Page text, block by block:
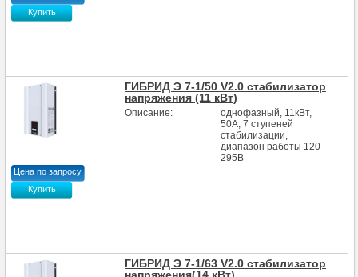
Купить
ГИБРИД Э 7-1/50 V2.0 стабилизатор
напряжения (11 кВт)
Описание:
однофазный, 11кВт,
50А, 7 ступеней
стабилизации,
диапазон работы 120-
295В
Цена по запросу
Купить
ГИБРИД Э 7-1/63 V2.0 стабилизатор